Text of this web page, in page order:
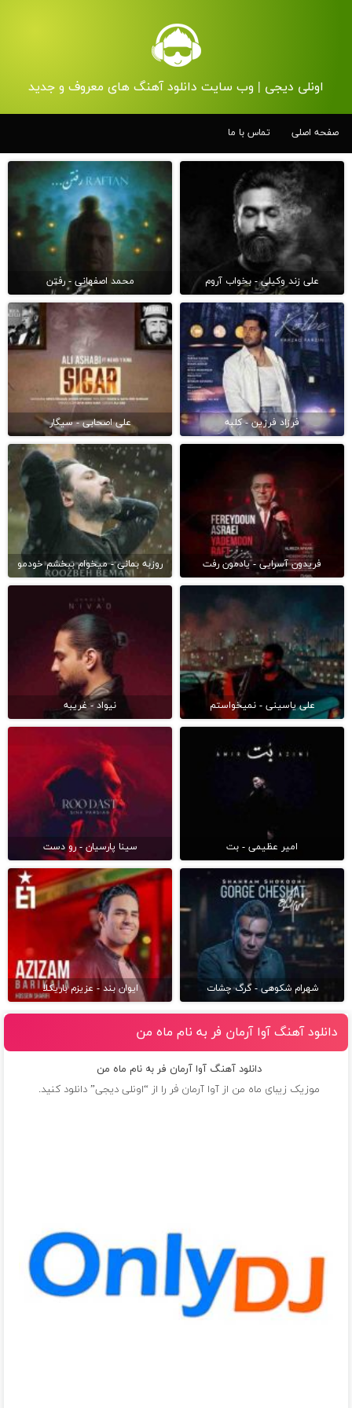
اونلی دیجی | وب سایت دانلود آهنگ های معروف و جدید
صفحه اصلی تماس با ما
علی زند وکیلی - بخواب آروم محمد اصفهانی - رفتن
فرزاد فرزین - کلبه علی اصحابی - سیگار
فریدون آسرایی - یادمون رفت روزبه بمانی - میخوام ببخشم خودمو
علی یاسینی - نمیخواستم نیواد - غریبه
امیر عظیمی - بت سینا پارسیان - رو دست
شهرام شکوهی - گرگ چشات ایوان بند - عزیزم باریکلا
دانلود آهنگ آوا آرمان فر به نام ماه من
دانلود آهنگ آوا آرمان فر به نام ماه من
موزیک زیبای ماه من از آوا آرمان فر را از “اونلی دیجی” دانلود کنید.